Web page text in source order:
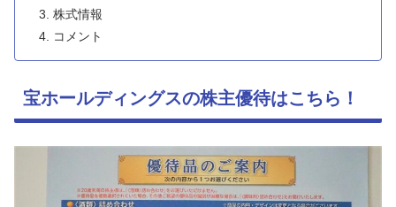
株式情報
コメント
宝ホールディングスの株主優待はこちら！